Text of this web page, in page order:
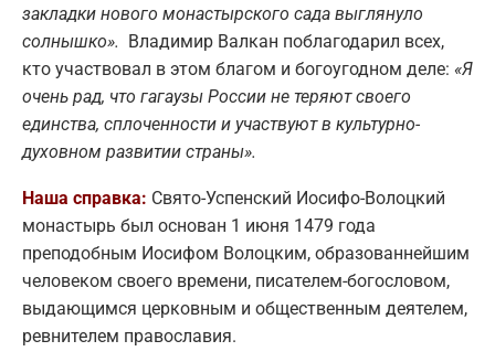
закладки нового монастырского сада выглянуло
солнышко». Владимир Валкан поблагодарил всех,
кто участвовал в этом благом и богоугодном деле: «Я
очень рад, что гагаузы России не теряют своего
единства, сплоченности и участвуют в культурно-
духовном развитии страны».
Наша справка: Свято-Успенский Иосифо-Волоцкий
монастырь был основан 1 июня 1479 года
преподобным Иосифом Волоцким, образованнейшим
человеком своего времени, писателем-богословом,
выдающимся церковным и общественным деятелем,
ревнителем православия.